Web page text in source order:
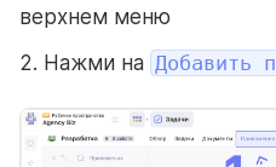
верхнем меню
2. Нажми на Добавить